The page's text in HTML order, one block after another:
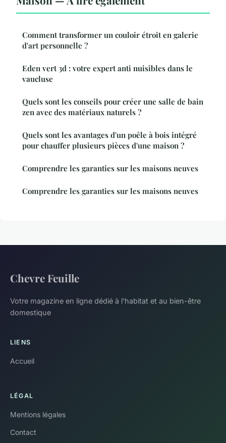
Comment transformer un couloir étroit en galerie
d'art personnelle ?
Eden vert 3d : votre expert anti nuisibles dans le
vaucluse
Quels sont les conseils pour créer une salle de bain
zen avec des matériaux naturels ?
Quels sont les avantages d'un poêle à bois intégré
pour chauffer plusieurs pièces d'une maison ?
Comprendre les garanties sur les maisons neuves
Comprendre les garanties sur les maisons neuves
Chevre Feuille
Votre magazine en ligne dédié à l'habitat et au bien-être
domestique
LIENS
Accueil
LÉGAL
Mentions légales
Contact